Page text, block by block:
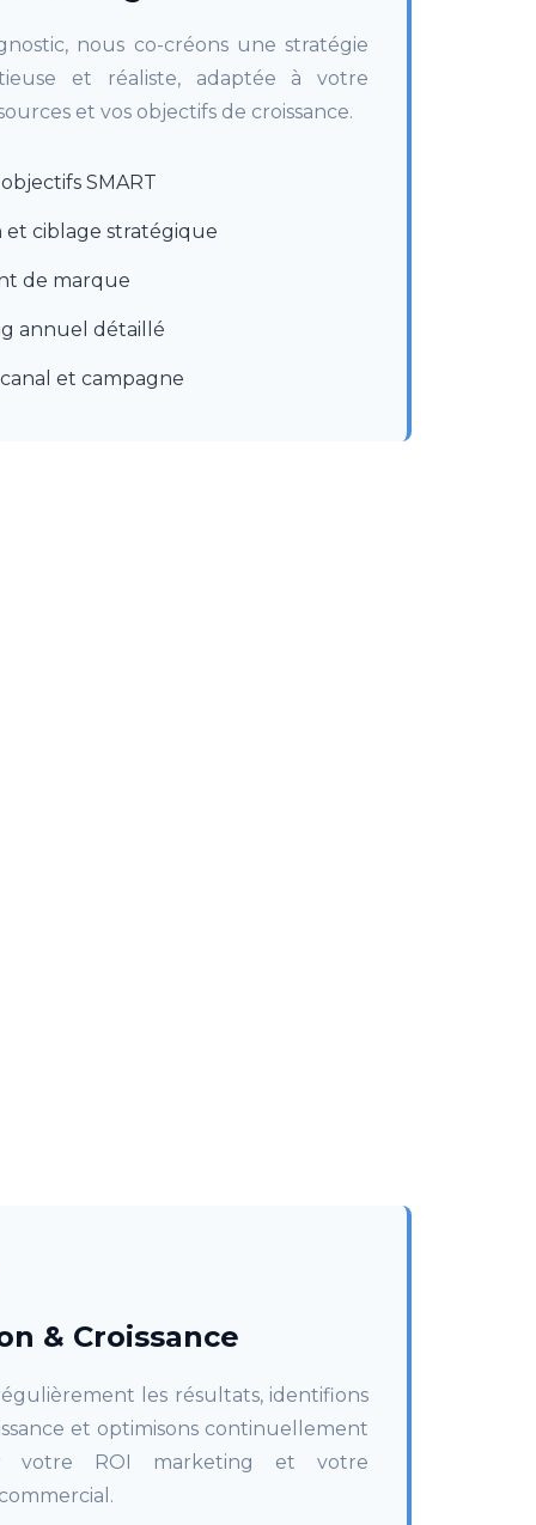
nous co-créons une stratégie
et réaliste, adaptée à votre
et vos objectifs de croissance.
SMART
et ciblage stratégique
de marque
annuel détaillé
et campagne
& Croissance
les résultats, identifions
et optimisons continuellement
votre ROI marketing et votre